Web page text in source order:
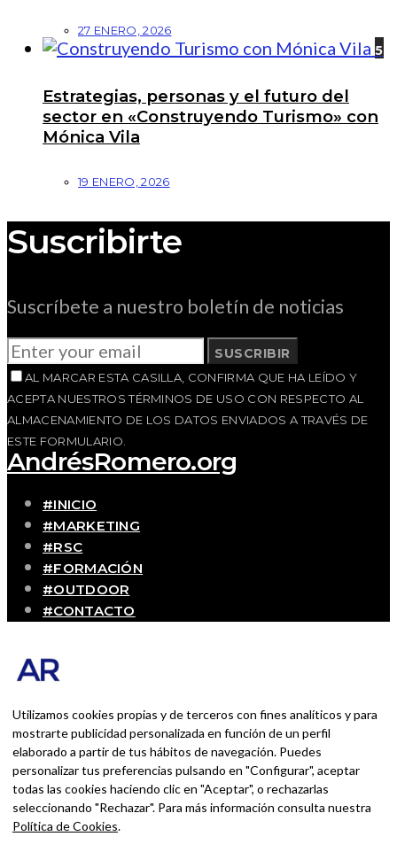
27 ENERO, 2026
5
Estrategias, personas y el futuro del
sector en «Construyendo Turismo» con
Mónica Vila
19 ENERO, 2026
Suscribirte
Suscríbete a nuestro boletín de noticias
SUSCRIBIR
AL MARCAR ESTA CASILLA, CONFIRMA QUE HA LEÍDO Y
ACEPTA NUESTROS TÉRMINOS DE USO CON RESPECTO AL
ALMACENAMIENTO DE LOS DATOS ENVIADOS A TRAVÉS DE
ESTE FORMULARIO.
AndrésRomero.org
#INICIO
#MARKETING
#RSC
#FORMACIÓN
#OUTDOOR
#CONTACTO
Blog personal y profesional de Andrés Romero.
persona que disfruta con lo que hace cada día
BUSCAR POR:
BUSCAR
Ingresa las palabras de la búsqueda y presiona
Enter.
Utilizamos cookies propias y de terceros con fines analíticos y para
mostrarte publicidad personalizada en función de un perfil
elaborado a partir de tus hábitos de navegación. Puedes
personalizar tus preferencias pulsando en "Configurar", aceptar
todas las cookies haciendo clic en "Aceptar", o rechazarlas
seleccionando "Rechazar". Para más información consulta nuestra
Política de Cookies.